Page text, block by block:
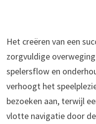
Het creëren van een
zorgvuldige
spelersflow en
verhoogt het
bezoeken aan, terwijl
vlotte navigatie door